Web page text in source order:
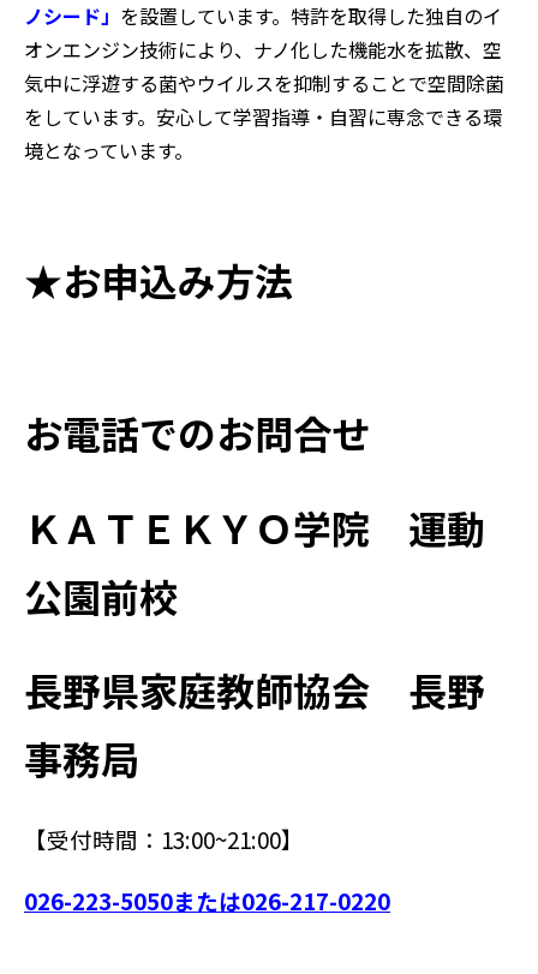
ノシード」 を設置しています。特許を取得した独自のイ
オンエンジン技術により、ナノ化した機能水を拡散、空
気中に浮遊する菌やウイルスを抑制することで空間除菌
をしています。安心して学習指導・自習に専念できる環
境となっています。
★お申込み方法
お電話でのお問合せ
ＫＡＴＥＫＹＯ学院 運動
公園前校
長野県家庭教師協会 長野
事務局
【受付時間：13:00~21:00】
026-223-5050または026-217-0220